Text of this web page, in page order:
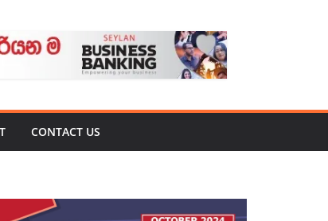
CONTACT US